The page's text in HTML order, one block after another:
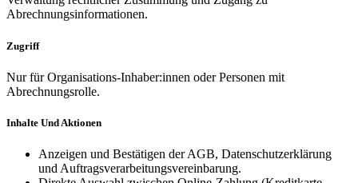
Abrechnungsinformationen.
Zugriff
Nur für Organisations-Inhaber:innen oder Personen mit
Abrechnungsrolle.
Inhalte Und Aktionen
Anzeigen und Bestätigen der AGB, Datenschutzerklärung
und Auftragsverarbeitungsvereinbarung.